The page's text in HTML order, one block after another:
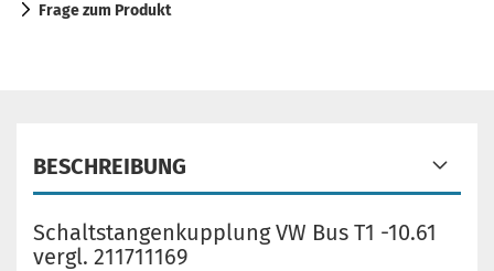
Frage zum Produkt
BESCHREIBUNG
Schaltstangenkupplung VW Bus T1 -10.61
vergl. 211711169